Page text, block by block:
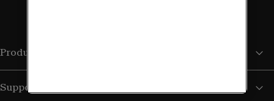
Produkter och tjänster
Support